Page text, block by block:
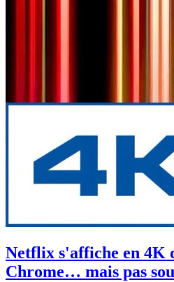
Netflix s'affiche en 4K
Chrome… mais pas